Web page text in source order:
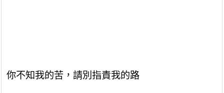
你不知我的苦，請別指責我的路